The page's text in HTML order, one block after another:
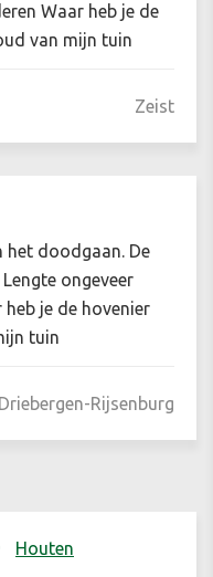
Waar heb je de
van mijn tuin
Zeist
het doodgaan. De
ongeveer
je de hovenier
tuin
Driebergen-Rijsenburg
Houten